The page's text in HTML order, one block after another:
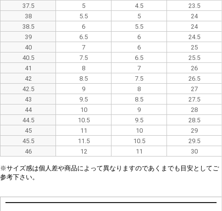
37.5
5 4.5
23.5
38
5.5 5
24
38.5
6 5.5
24
39
6.5 6
24.5
40
7 6
25
40.5
7.5 6.5
25.5
41
8 7
26
42
8.5 7.5
26.5
42.5
9 8
27
43
9.5 8.5
27.5
44
10 9
28
44.5
10.5 9.5
28.5
45
11 10
29
45.5
11.5 10.5
29.5
46
12 11 30
※サイズ感は個人差や商品によって異なり ますのであくまでも目安としてご
参考下さい。